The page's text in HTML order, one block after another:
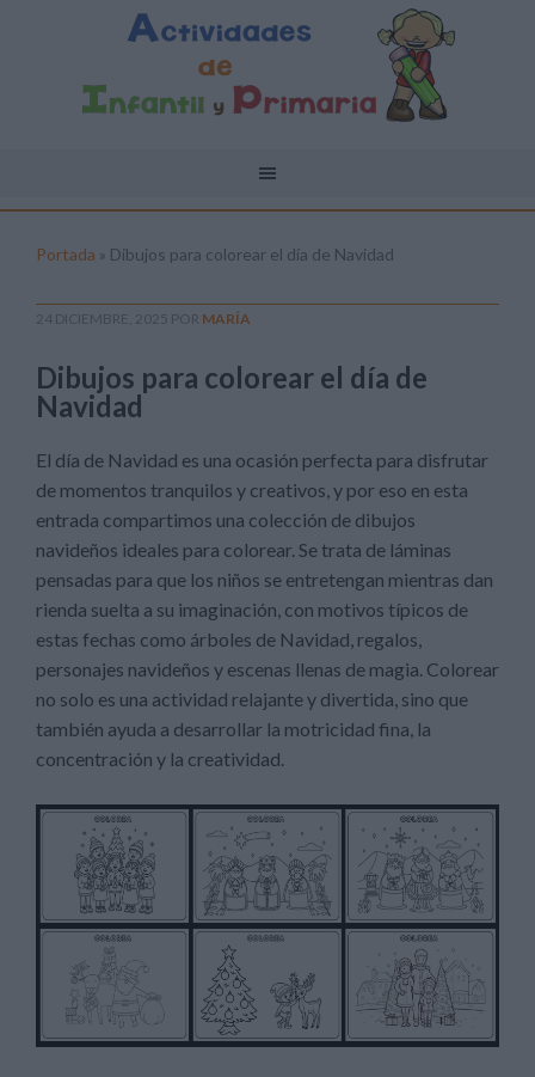
Portada » Dibujos para colorear el día de Navidad
24 DICIEMBRE, 2025 POR MARÍA
Dibujos para colorear el día de
Navidad
El día de Navidad es una ocasión perfecta para disfrutar
de momentos tranquilos y creativos, y por eso en esta
entrada compartimos una colección de dibujos
navideños ideales para colorear. Se trata de láminas
pensadas para que los niños se entretengan mientras dan
rienda suelta a su imaginación, con motivos típicos de
estas fechas como árboles de Navidad, regalos,
personajes navideños y escenas llenas de magia. Colorear
no solo es una actividad relajante y divertida, sino que
también ayuda a desarrollar la motricidad fina, la
concentración y la creatividad.